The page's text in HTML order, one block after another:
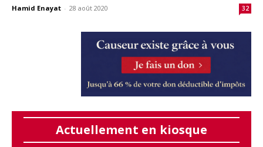
Hamid Enayat - 28 août 2020 32
Actuellement en kiosque